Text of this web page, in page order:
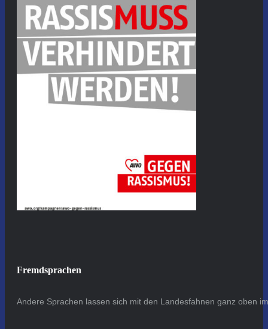
Fremdsprachen
Andere Sprachen lassen sich mit den Landesfahnen ganz oben